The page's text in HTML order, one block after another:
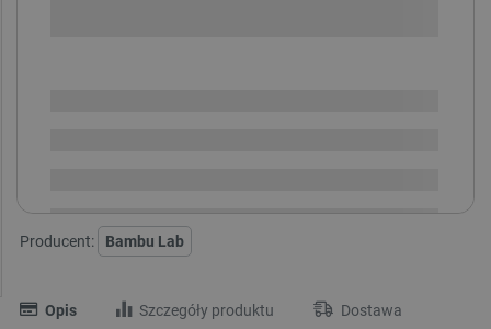
Producent: Bambu Lab
Opis Szczegóły produktu Dostawa